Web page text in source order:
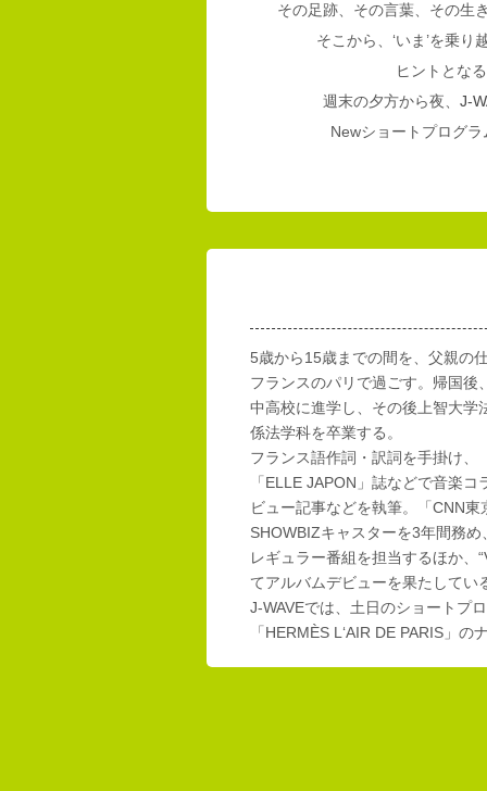
その足跡、その言葉、その生
そこから、‘いま’を乗
ヒントとな
週末の夕方から夜、 J-
Newショートプログ
5歳から15歳までの間を、父親の
フランスのパリで過ごす。帰国後
中高校に進学し、その後上智大学
係法学科を卒業する。
フランス語作詞・訳詞を手掛け、
「ELLE JAPON」誌などで音楽コ
ビュー記事などを執筆。「CNN東
SHOWBIZキャスターを3年間務め
レギュラー番組を担当するほか、
てアルバムデビューを果たしてい
J-WAVEでは、土日のショートプ
「HERMÈS L‘AIR DE PARIS」